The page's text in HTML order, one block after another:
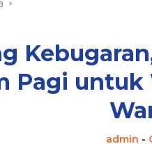
Pagi
admin -